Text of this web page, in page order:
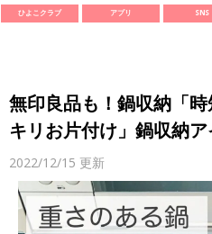
ひよこクラブ アプリ SNS
無印良品も！鍋収納「
キリお片付け」鍋収納
2022/12/15 更新